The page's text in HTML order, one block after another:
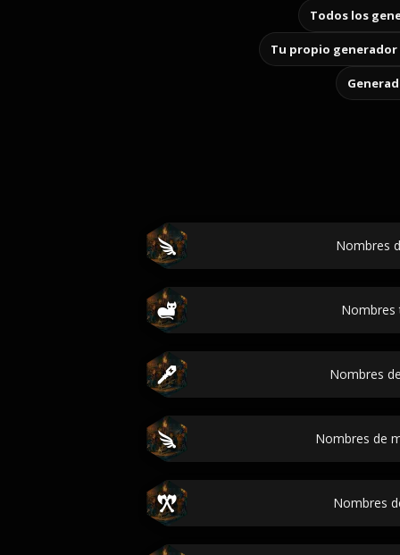
Todos los
Tu propio generador
Nombres
Nombres
Nombres
Nombres de
Nombres